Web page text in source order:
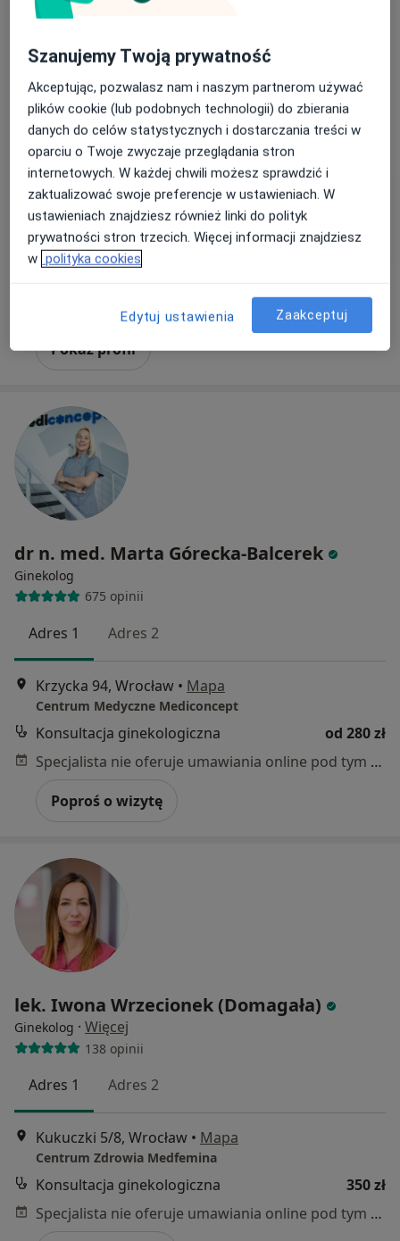
Adres 1 Adres 2
Powstańców Śląskich 48, Wrocław• Mapa
Konsultacja ginekologiczna
340 zł
Pokaż więcej usług
lek. Beata Dawiec
ginekolog
ginekolog
Mateusz Cebula
ginekolog
Pokaż profil
dr n. med. Marta Górecka-Balcerek
Ginekolog
675 opinii
Adres 1 Adres 2
Krzycka 94, Wrocław • Mapa
Centrum Medyczne Mediconcept
Konsultacja ginekologiczna
od 280 zł
Specjalista nie oferuje umawiania online pod tym adresem.
Poproś o wizytę
lek. Iwona Wrzecionek (Domagała)
Ginekolog · Więcej
138 opinii
Adres 1 Adres 2
Kukuczki 5/8, Wrocław • Mapa
Centrum Zdrowia Medfemina
Konsultacja ginekologiczna
350 zł
Specjalista nie oferuje umawiania online pod tym adresem.
Szanujemy Twoją prywatność
Akceptując, pozwalasz nam i naszym partnerom używać
plików cookie (lub podobnych technologii) do zbierania
danych do celów statystycznych i dostarczania treści w
oparciu o Twoje zwyczaje przeglądania stron
internetowych. W każdej chwili możesz sprawdzić i
zaktualizować swoje preferencje w ustawieniach. W
ustawieniach znajdziesz również linki do polityk
prywatności stron trzecich. Więcej informacji znajdziesz
w polityka cookies
Edytuj ustawienia Zaakceptuj